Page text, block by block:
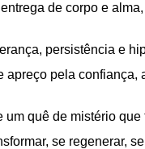
de corpo e
persistência e
apreço pela confiança,
um quê de mistério
se regenerar,